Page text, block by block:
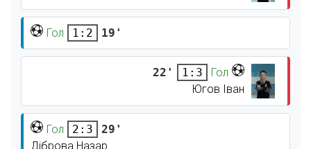
Гол 1:2 19'
22' 1:3
Гол
Югов Іван
Гол 2:3
29'
Діброва Назар